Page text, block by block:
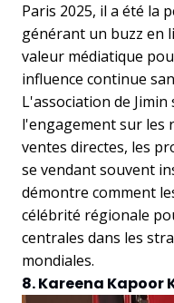
Paris 2025, il a été la
générant un buzz en
valeur médiatique
influence continue
L'association de
l'engagement sur les
ventes directes, les
se vendant souvent
démontre comment
célébrité régionale
centrales dans les
mondiales.
8. Kareena Kapoor